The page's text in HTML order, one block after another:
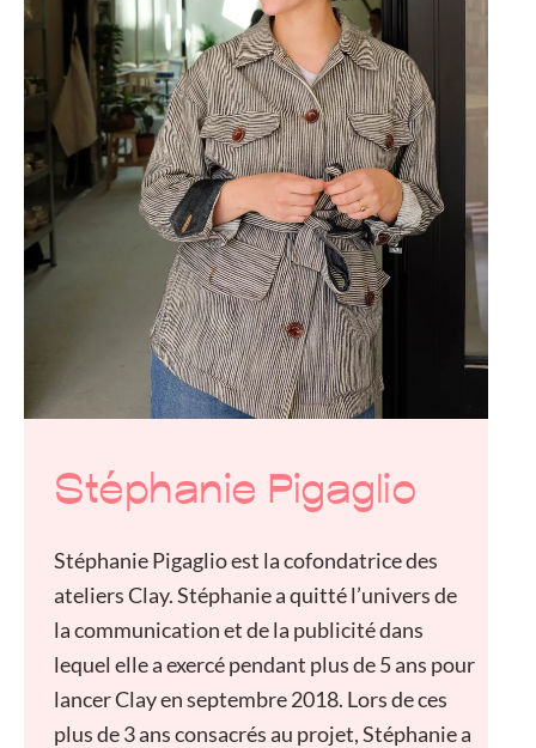
Stéphanie Pigaglio
Stéphanie Pigaglio est la cofondatrice des
ateliers Clay. Stéphanie a quitté l’univers de
la communication et de la publicité dans
lequel elle a exercé pendant plus de 5 ans pour
lancer Clay en septembre 2018. Lors de ces
plus de 3 ans consacrés au projet, Stéphanie a